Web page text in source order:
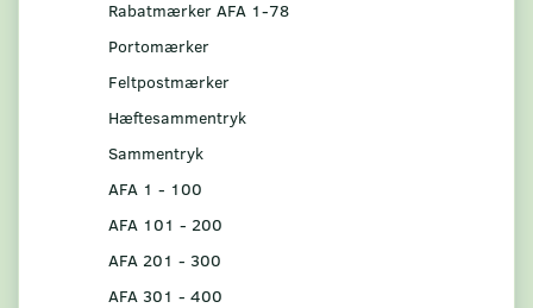
Rabatmærker AFA 1-78
Portomærker
Feltpostmærker
Hæftesammentryk
Sammentryk
AFA 1 - 100
AFA 101 - 200
AFA 201 - 300
AFA 301 - 400